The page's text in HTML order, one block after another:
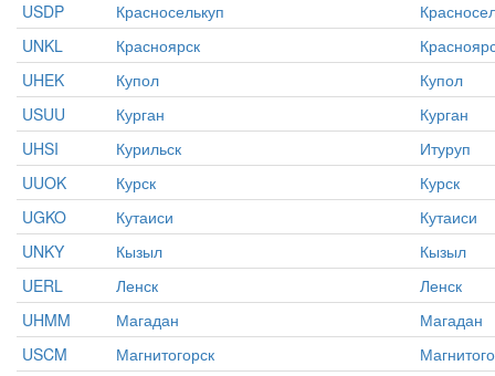
USDP
Красноселькуп
UNKL
Красноярск
UHEK
Купол
Купол
USUU
Курган
Курган
UHSI
Курильск
Итуруп
UUOK
Курск
Курск
UGKO
Кутаиси
Кутаиси
UNKY
Кызыл
Кызыл
UERL
Ленск
Ленск
UHMM
Магадан
Магадан
USCM
Магнитогорск